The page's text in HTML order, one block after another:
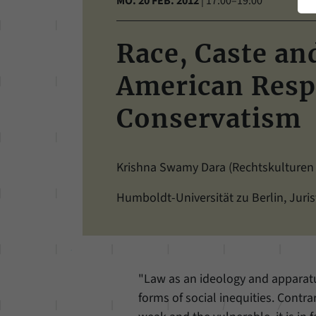
Race, Caste
American
Conservatism
Krishna Swamy Dara
Humboldt-Universität zu Berlin,
"Law as an ideology and
forms of social inequities.